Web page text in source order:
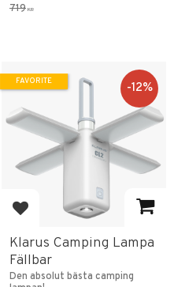
719 KR
Add to favorites
Klarus Camping Lampa
Fällbar
Den absolut bästa camping
12%
FAVORITE